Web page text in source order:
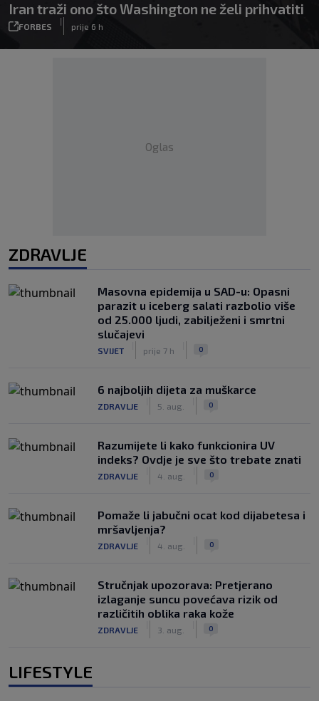
Iran traži ono što Washington ne želi prihvatiti
FORBES
|
prije 6 h
Oglas
ZDRAVLJE
Masovna epidemija u SAD-u: Opasni
parazit u iceberg salati razbolio više
od 25.000 ljudi, zabilježeni i smrtni
slučajevi
SVIJET prije 7 h 0
6 najboljih dijeta za muškarce
ZDRAVLJE 5. aug. 0
Razumijete li kako funkcionira UV
indeks? Ovdje je sve što trebate znati
ZDRAVLJE 4. aug. 0
Pomaže li jabučni ocat kod dijabetesa i
mršavljenja?
ZDRAVLJE 4. aug. 0
Stručnjak upozorava: Pretjerano
izlaganje suncu povećava rizik od
različitih oblika raka kože
ZDRAVLJE 3. aug. 0
LIFESTYLE